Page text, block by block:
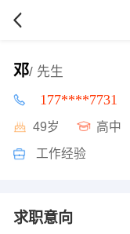
邓/ 先生
177****7731
49岁 高中
工作经验
求职意向